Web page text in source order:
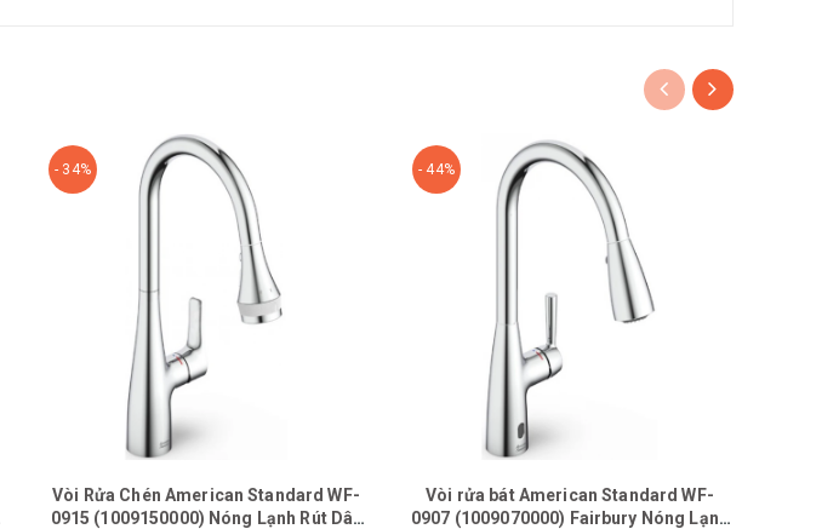
- 34%
Vòi Rửa Chén American Standard WF-
0915 (1009150000) Nóng Lạnh Rút Dây
- 44%
Vòi rửa bát American Standard WF-
0907 (1009070000) Fairbury Nóng Lạnh